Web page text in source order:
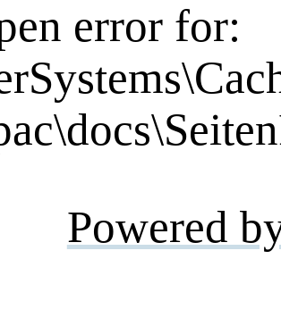
error for:
Powered